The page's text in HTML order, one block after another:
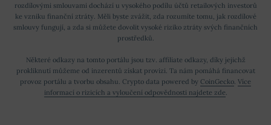
rozdílovými smlouvami dochází u vysokého podílu účtů retailových investorů
ke vzniku finanční ztráty. Měli byste zvážit, zda rozumíte tomu, jak rozdílové
smlouvy fungují, a zda si můžete dovolit vysoké riziko ztráty svých finančních
prostředků.
Některé odkazy na tomto portálu jsou tzv. affiliate odkazy, díky jejichž
prokliknutí můžeme od inzerentů získat provizi. Ta nám pomáhá financovat
provoz portálu a tvorbu obsahu. Crypto data powered by CoinGecko Více
informací o rizicích a vyloučení odpovědnosti najdete zde